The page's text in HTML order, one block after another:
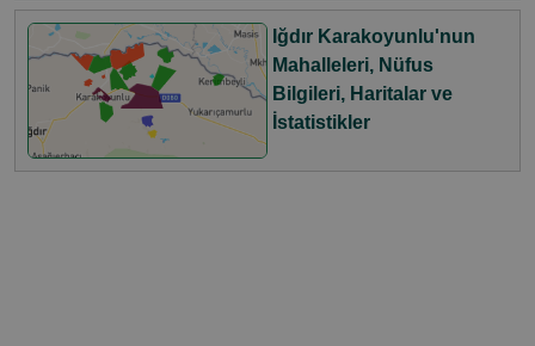
Iğdır Karakoyunlu'nun
Mahalleleri, Nüfus
Bilgileri, Haritalar ve
İstatistikler